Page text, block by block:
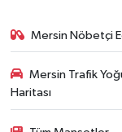
Mersin Nöbetçi
Mersin Trafik
Haritası